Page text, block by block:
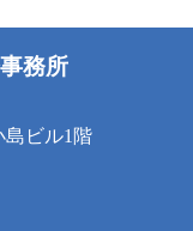
務所
ビル1階